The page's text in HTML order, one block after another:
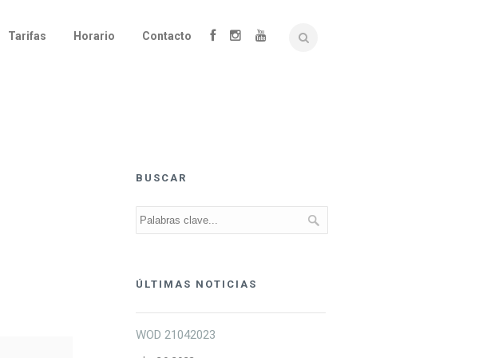
Tarifas Horario Contacto
BUSCAR
ÚLTIMAS NOTICIAS
WOD 21042023